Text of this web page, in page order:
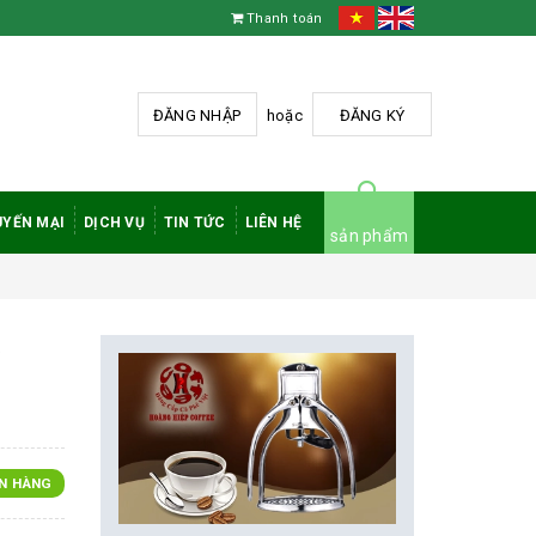
Thanh toán
ĐĂNG NHẬP hoặc ĐĂNG KÝ
MẠI DỊCH VỤ TIN TỨC LIÊN HỆ
sản phẩm
HÀNG